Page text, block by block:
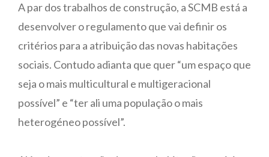
A par dos trabalhos de construção, a SCMB está a
desenvolver o regulamento que vai definir os
critérios para a atribuição das novas habitações
sociais. Contudo adianta que quer “um espaço que
seja o mais multicultural e multigeracional
possível” e “ter ali uma população o mais
heterogéneo possível”.